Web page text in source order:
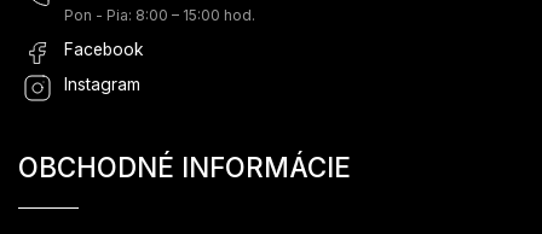
Pon - Pia: 8:00 – 15:00 hod.
Facebook
Instagram
OBCHODNÉ INFORMÁCIE